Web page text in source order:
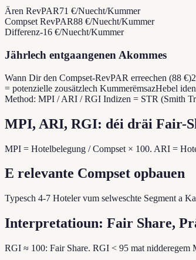
Ären RevPAR71 €/Nuecht/Kummer
Compset RevPAR88 €/Nuecht/Kummer
Differenz-16 €/Nuecht/Kummer
Jährlech entgaangenen Akommes
Wann Dir den Compset-RevPAR erreechen (88 €)
= potenzielle zousätzlech KummerëmsazHebel
Method: MPI / ARI / RGI Indizen = STR (Smith
MPI, ARI, RGI: déi dräi Fair-
MPI = Hotelbelegung / Compset × 100. ARI =
E relevante Compset opbauen
Typesch 4-7 Hoteler vum selweschte Segment a
Interpretatioun: Fair Share,
RGI ≈ 100: Fair Share. RGI < 95 mat